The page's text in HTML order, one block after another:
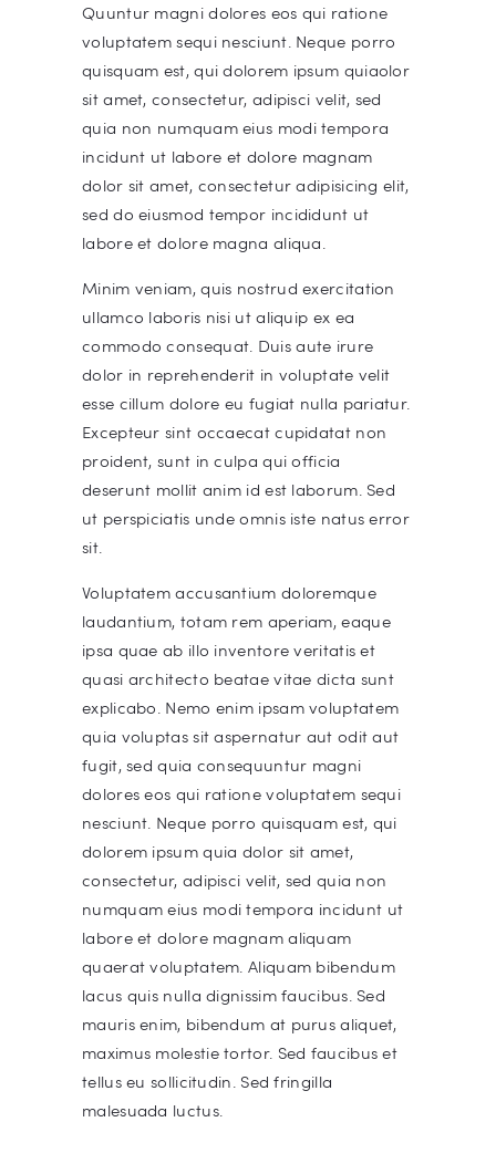
Quuntur magni dolores eos qui ratione
voluptatem sequi nesciunt. Neque porro
quisquam est, qui dolorem ipsum quiaolor
sit amet, consectetur, adipisci velit, sed
quia non numquam eius modi tempora
incidunt ut labore et dolore magnam
dolor sit amet, consectetur adipisicing elit,
sed do eiusmod tempor incididunt ut
labore et dolore magna aliqua.
Minim veniam, quis nostrud exercitation
ullamco laboris nisi ut aliquip ex ea
commodo consequat. Duis aute irure
dolor in reprehenderit in voluptate velit
esse cillum dolore eu fugiat nulla pariatur.
Excepteur sint occaecat cupidatat non
proident, sunt in culpa qui officia
deserunt mollit anim id est laborum. Sed
ut perspiciatis unde omnis iste natus error
sit.
Voluptatem accusantium doloremque
laudantium, totam rem aperiam, eaque
ipsa quae ab illo inventore veritatis et
quasi architecto beatae vitae dicta sunt
explicabo. Nemo enim ipsam voluptatem
quia voluptas sit aspernatur aut odit aut
fugit, sed quia consequuntur magni
dolores eos qui ratione voluptatem sequi
nesciunt. Neque porro quisquam est, qui
dolorem ipsum quia dolor sit amet,
consectetur, adipisci velit, sed quia non
numquam eius modi tempora incidunt ut
labore et dolore magnam aliquam
quaerat voluptatem. Aliquam bibendum
lacus quis nulla dignissim faucibus. Sed
mauris enim, bibendum at purus aliquet,
maximus molestie tortor. Sed faucibus et
tellus eu sollicitudin. Sed fringilla
malesuada luctus.